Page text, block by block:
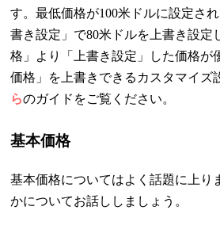
す。最低価格が100米ドルに設定され
書き設定」で80米ドルを上書き設定
格」より「上書き設定」した価格が
価格」を上書きできるカスタマイズ
らのガイドをご覧ください。
基本価格
基本価格についてはよく話題に上り
かについてお話ししましょう。